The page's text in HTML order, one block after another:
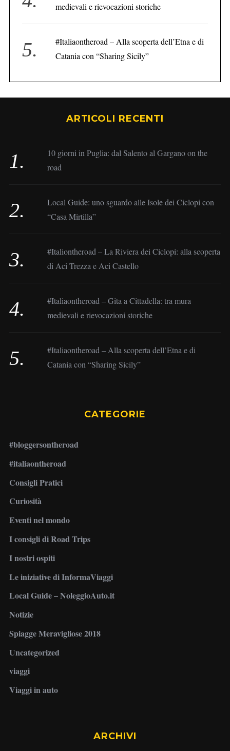
medievali e rievocazioni storiche
#Italiaontheroad – Alla scoperta dell’Etna e di
Catania con “Sharing Sicily”
ARTICOLI RECENTI
10 giorni in Puglia: dal Salento al Gargano on the
road
Local Guide: uno sguardo alle Isole dei Ciclopi con
“Casa Mirtilla”
#Italiontheroad – La Riviera dei Ciclopi: alla scoperta
di Aci Trezza e Aci Castello
#Italiaontheroad – Gita a Cittadella: tra mura
medievali e rievocazioni storiche
#Italiaontheroad – Alla scoperta dell’Etna e di
Catania con “Sharing Sicily”
CATEGORIE
#bloggersontheroad
#italiaontheroad
Consigli Pratici
Curiosità
Eventi nel mondo
I consigli di Road Trips
I nostri ospiti
Le iniziative di InformaViaggi
Local Guide – NoleggioAuto.it
Notizie
Spiagge Meravigliose 2018
Uncategorized
viaggi
Viaggi in auto
ARCHIVI